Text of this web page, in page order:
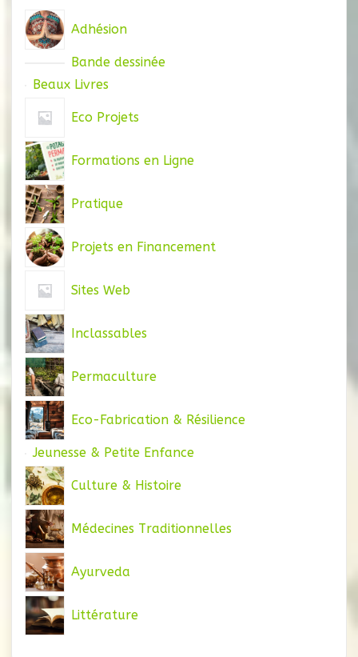
Adhésion
Bande dessinée
Beaux Livres
Eco Projets
Formations en Ligne
Pratique
Projets en Financement
Sites Web
Inclassables
Permaculture
Eco-Fabrication & Résilience
Jeunesse & Petite Enfance
Culture & Histoire
Médecines Traditionnelles
Ayurveda
Littérature